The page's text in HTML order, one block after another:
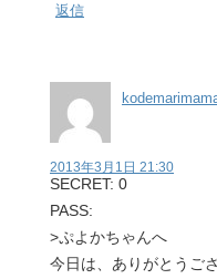
返信
2013年3月1日 21:30
SECRET: 0
PASS:
>ぷよかちゃんへ
今日は、ありがとうご